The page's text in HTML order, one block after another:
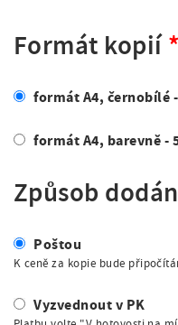
Formát kopií
formát A4, barevně -
Způsob
Poštou
K ceně za kopie bude
Vyzvednout v PK